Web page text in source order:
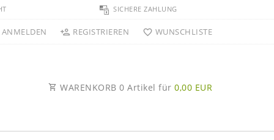
SICHERE ZAHLUNG
ANMELDEN REGISTRIEREN WUNSCHLISTE
WARENKORB 0 Artikel für 0,00 EUR